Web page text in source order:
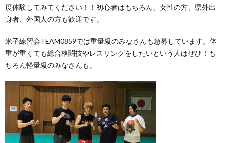
度体験してみてください！！初心者はもちろん、女性の方、県外出
身者、外国人の方も歓迎です。
米子練習会TEAM0859では重量級のみなさんも急募しています。体
重が重くても総合格闘技やレスリングをしたいという人はぜひ！も
ちろん軽量級のみなさんも。